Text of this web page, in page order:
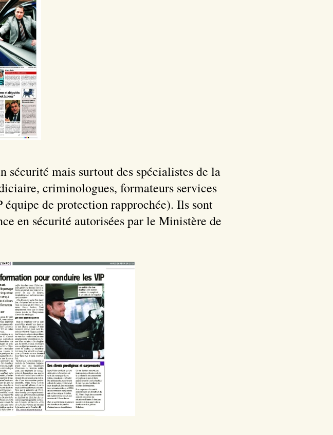
sécurité mais surtout des spécialistes de la
criminologues, formateurs services
de protection rapprochée). Ils sont
en sécurité autorisées par le Ministère de